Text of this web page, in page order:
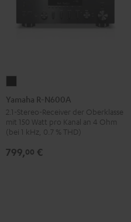
N600A
Schwarz
Yamaha R-N600A
2.1-Stereo-Receiver der Oberklasse
mit 150 Watt pro Kanal an 4 Ohm
(bei 1 kHz, 0.7 % THD)
799,00 €